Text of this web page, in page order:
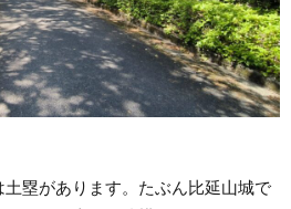
塁があります。たぶん比延山城で